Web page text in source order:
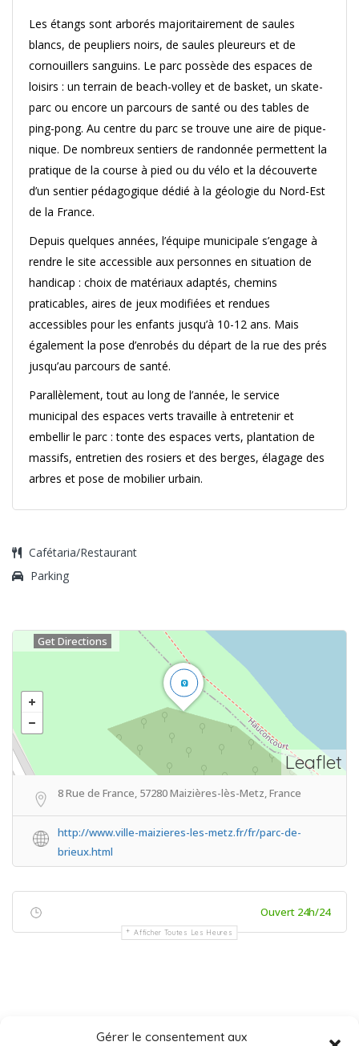
Gérer le consentement aux
Les étangs sont arborés majoritairement de saules
blancs, de peupliers noirs, de saules pleureurs et de
cornouillers sanguins. Le parc possède des espaces de
loisirs : un terrain de beach-volley et de basket, un skate-
parc ou encore un parcours de santé ou des tables de
ping-pong. Au centre du parc se trouve une aire de pique-
nique. De nombreux sentiers de randonnée permettent la
pratique de la course à pied ou du vélo et la découverte
d’un sentier pédagogique dédié à la géologie du Nord-Est
de la France.
Depuis quelques années, l’équipe municipale s’engage à
rendre le site accessible aux personnes en situation de
handicap : choix de matériaux adaptés, chemins
praticables, aires de jeux modifiées et rendues
accessibles pour les enfants jusqu’à 10-12 ans. Mais
également la pose d’enrobés du départ de la rue des prés
jusqu’au parcours de santé.
Parallèlement, tout au long de l’année, le service
municipal des espaces verts travaille à entretenir et
embellir le parc : tonte des espaces verts, plantation de
massifs, entretien des rosiers et des berges, élagage des
arbres et pose de mobilier urbain.
Cafétaria/Restaurant
Parking
Leaflet
Get Directions
8 Rue de France, 57280 Maizières-lès-Metz, France
http://www.ville-maizieres-les-metz.fr/fr/parc-de-
brieux.html
Ouvert 24h/24
Afficher Toutes Les Heures